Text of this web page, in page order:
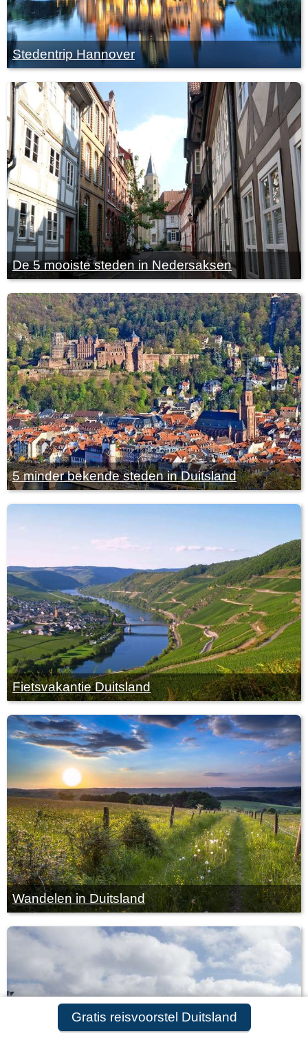
Gratis reisvoorstel Duitsland
Stedentrip Hannover
De 5 mooiste steden in Nedersaksen
5 minder bekende steden in Duitsland
Fietsvakantie Duitsland
Wandelen in Duitsland